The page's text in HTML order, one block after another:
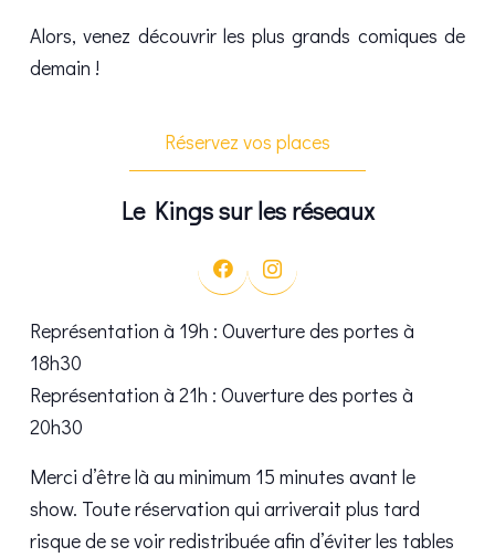
Alors, venez découvrir les plus grands comiques de
demain !
Réservez vos places
Le Kings sur les réseaux
Représentation à 19h : Ouverture des portes à
18h30
Représentation à 21h : Ouverture des portes à
20h30
Merci d’être là au minimum 15 minutes avant le
show. Toute réservation qui arriverait plus tard
risque de se voir redistribuée afin d’éviter les tables